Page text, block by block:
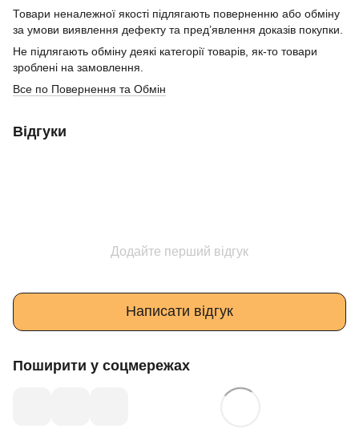
Товари неналежної якості підлягають поверненню або обміну
за умови виявлення дефекту та пред’явлення доказів покупки.
Не підлягають обміну деякі категорії товарів, як-то товари
зроблені на замовлення.
Все по Повернення та Обмін
Відгуки
Додайте перший відгук
Написати відгук
Поширити у соцмережах